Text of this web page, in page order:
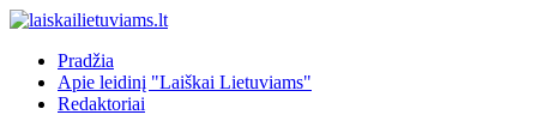
Pradžia
Apie leidinį "Laiškai Lietuviams"
Redaktoriai